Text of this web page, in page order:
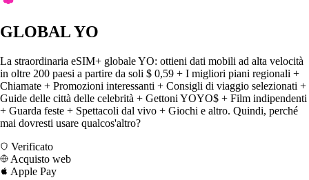
GLOBAL YO
La straordinaria eSIM+ globale YO: ottieni dati mobili ad alta velocità
in oltre 200 paesi a partire da soli $ 0,59 + I migliori piani regionali +
Chiamate + Promozioni interessanti + Consigli di viaggio selezionati +
Guide delle città delle celebrità + Gettoni YOYO$ + Film indipendenti
+ Guarda feste + Spettacoli dal vivo + Giochi e altro. Quindi, perché
mai dovresti usare qualcos'altro?
Verificato
Acquisto web
Apple Pay